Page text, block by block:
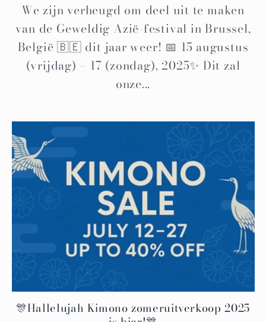
We zijn verheugd om deel uit te maken
van de Geweldig Azië-festival in Brussel,
België 🇧🇪 dit jaar weer! 📅 15 augustus
(vrijdag) – 17 (zondag), 2025✨ Dit zal
onze...
🎊Hallelujah Kimono zomeruitverkoop 2025